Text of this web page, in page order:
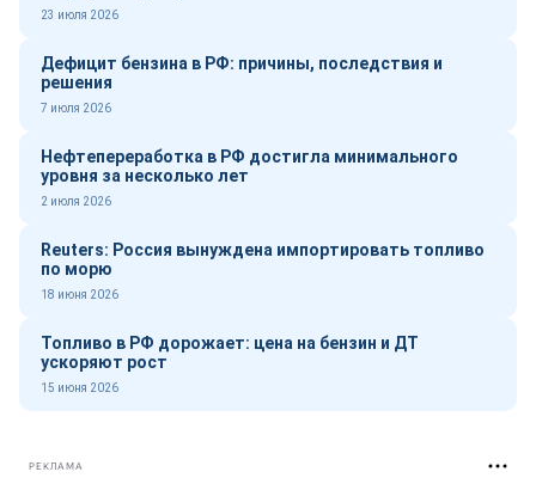
23 июля 2026
Дефицит бензина в РФ: причины, последствия и
решения
7 июля 2026
Нефтепереработка в РФ достигла минимального
уровня за несколько лет
2 июля 2026
Reuters: Россия вынуждена импортировать топливо
по морю
18 июня 2026
Топливо в РФ дорожает: цена на бензин и ДТ
ускоряют рост
15 июня 2026
РЕКЛАМА